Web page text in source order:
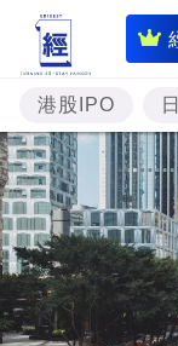
即
時
財
經
專
題
投
資
樓
港股IPO